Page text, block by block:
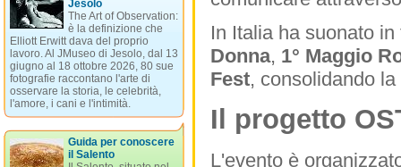
In Italia ha suonato
Donna, 1° Maggio
Fest, consolidando
Il progetto
L'evento è
Jesolo
The Art of Observation:
è la definizione che
Elliott Erwitt dava del proprio
lavoro. Al JMuseo di Jesolo, dal 13
giugno al 18 ottobre 2026, 80 sue
fotografie raccontano l'arte di
osservare la storia, le celebrità,
l'amore, i cani e l'intimità.
Guida per conoscere
il Salento